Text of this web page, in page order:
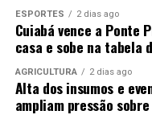
ESPORTES 2 dias ago
Cuiabá vence a Ponte
casa e sobe na tabela
AGRICULTURA 2 dias ago
Alta dos insumos e
ampliam pressão